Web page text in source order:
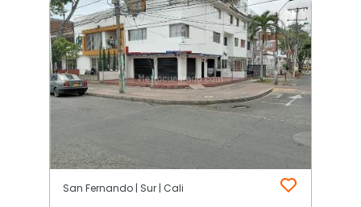
San Fernando | Sur | Cali